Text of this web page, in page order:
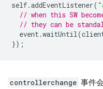
self.addEventListener(
// when this SW
// they can be
event.waitUntil(
});
controllerchange 事件